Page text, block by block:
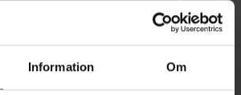
Information Om
är en miljövänlig och
mest grova och bångstyriga